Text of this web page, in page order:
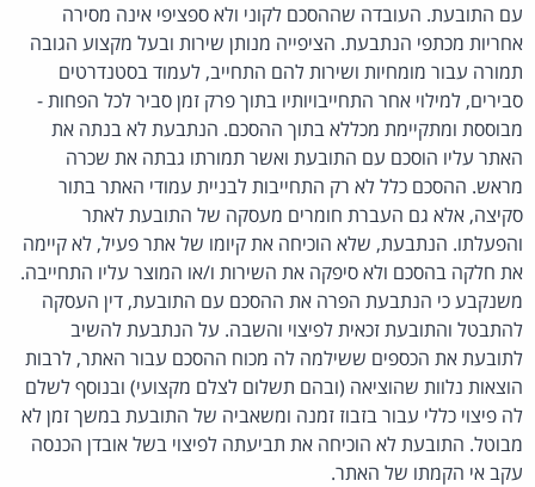
עם התובעת. העובדה שההסכם לקוני ולא ספציפי אינה מסירה
אחריות מכתפי הנתבעת. הציפייה מנותן שירות ובעל מקצוע הגובה
תמורה עבור מומחיות ושירות להם התחייב, לעמוד בסטנדרטים
סבירים, למילוי אחר התחייבויותיו בתוך פרק זמן סביר לכל הפחות -
מבוססת ומתקיימת מכללא בתוך ההסכם. הנתבעת לא בנתה את
האתר עליו הוסכם עם התובעת ואשר תמורתו גבתה את שכרה
מראש. ההסכם כלל לא רק התחייבות לבניית עמודי האתר בתור
סקיצה, אלא גם העברת חומרים מעסקה של התובעת לאתר
והפעלתו. הנתבעת, שלא הוכיחה את קיומו של אתר פעיל, לא קיימה
את חלקה בהסכם ולא סיפקה את השירות ו/או המוצר עליו התחייבה.
משנקבע כי הנתבעת הפרה את ההסכם עם התובעת, דין העסקה
להתבטל והתובעת זכאית לפיצוי והשבה. על הנתבעת להשיב
לתובעת את הכספים ששילמה לה מכוח ההסכם עבור האתר, לרבות
הוצאות נלוות שהוציאה (ובהם תשלום לצלם מקצועי) ובנוסף לשלם
לה פיצוי כללי עבור בזבוז זמנה ומשאביה של התובעת במשך זמן לא
מבוטל. התובעת לא הוכיחה את תביעתה לפיצוי בשל אובדן הכנסה
עקב אי הקמתו של האתר.